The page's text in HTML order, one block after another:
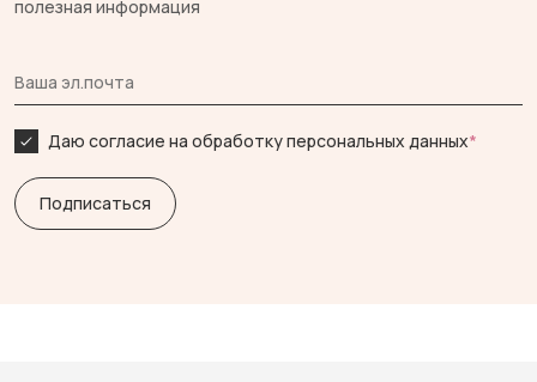
полезная информация
Даю согласие на обработку персональных данных*